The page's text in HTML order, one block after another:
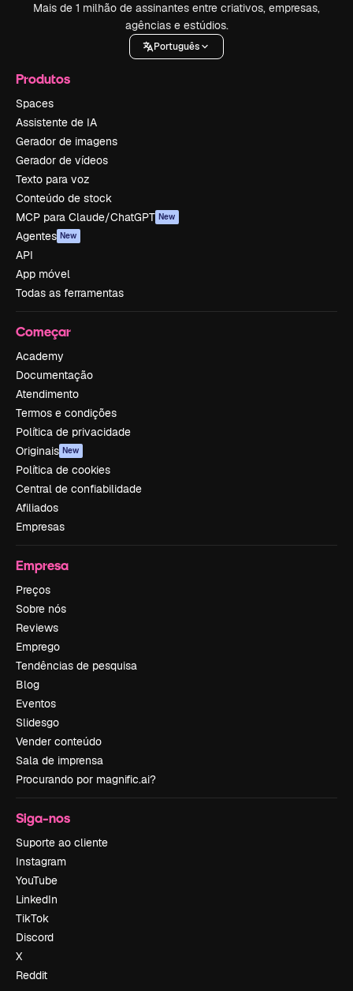
Mais de 1 milhão de assinantes entre criativos, empresas,
agências e estúdios.
Português
Produtos
Spaces
Assistente de IA
Gerador de imagens
Gerador de vídeos
Texto para voz
Conteúdo de stock
MCP para Claude/ChatGPT New
Agentes New
API
App móvel
Todas as ferramentas
Começar
Academy
Documentação
Atendimento
Termos e condições
Política de privacidade
Originais New
Política de cookies
Central de confiabilidade
Afiliados
Empresas
Empresa
Preços
Sobre nós
Reviews
Emprego
Tendências de pesquisa
Blog
Eventos
Slidesgo
Vender conteúdo
Sala de imprensa
Procurando por magnific.ai?
Siga-nos
Suporte ao cliente
Instagram
YouTube
LinkedIn
TikTok
Discord
X
Reddit